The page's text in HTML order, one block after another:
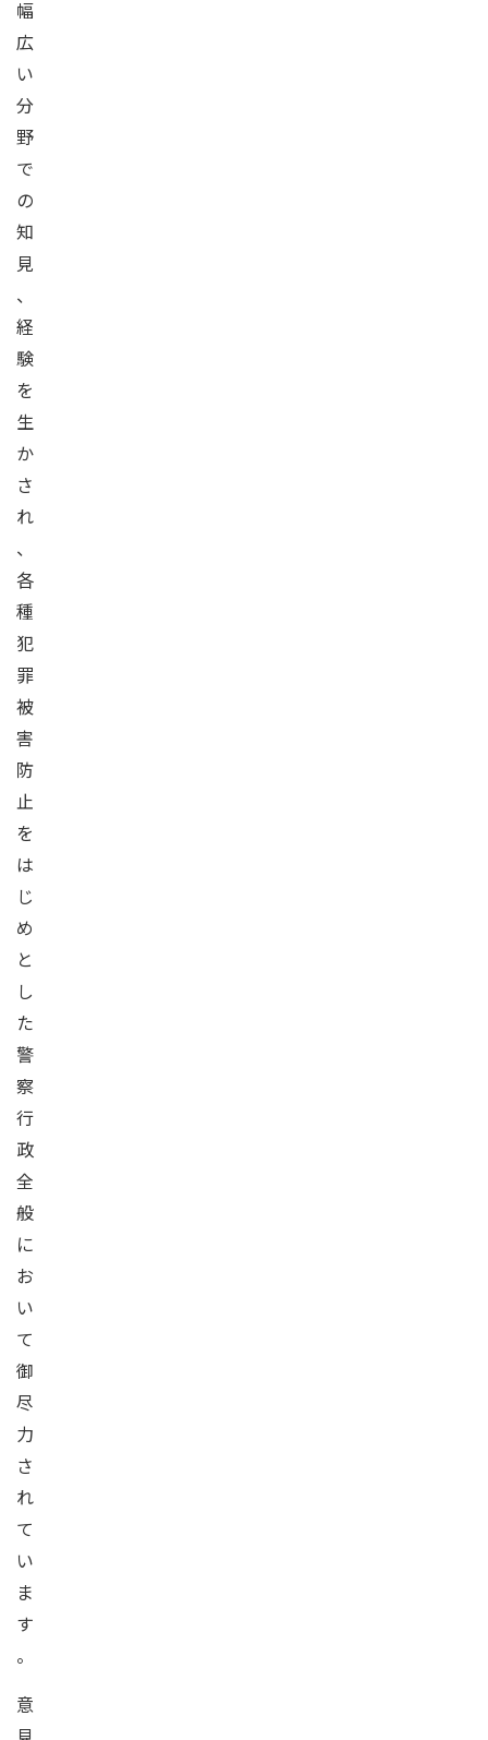
幅
広
い
分
野
で
の
知
見
、
経
験
を
生
か
さ
れ
、
各
種
犯
罪
被
害
防
止
を
は
じ
め
と
し
た
警
察
行
政
全
般
に
お
い
て
御
尽
力
さ
れ
て
い
ま
す
。
意